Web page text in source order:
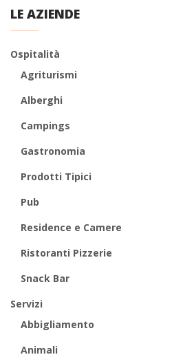
LE AZIENDE
Ospitalità
Agriturismi
Alberghi
Campings
Gastronomia
Prodotti Tipici
Pub
Residence e Camere
Ristoranti Pizzerie
Snack Bar
Servizi
Abbigliamento
Animali